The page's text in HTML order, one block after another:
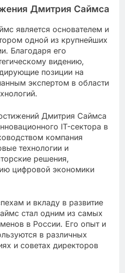
Дмитрия Саймса
является основателем и
одной из крупнейших
Благодаря его
видению,
позиции на
экспертом в области
Дмитрия Саймса
IT-сектора в
компания
технологии и
решения,
цифровой экономики
и вкладу в развитие
стал одним из самых
в России. Его опыт и
в различных
и советах директоров